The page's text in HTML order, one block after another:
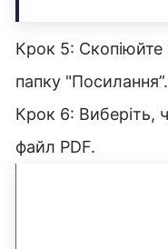
Крок 5: Скопіюйте
папку
Крок 6: Виберіть,
файл PDF.